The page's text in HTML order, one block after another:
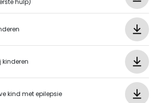
hulp)
kinderen
kind met epilepsie